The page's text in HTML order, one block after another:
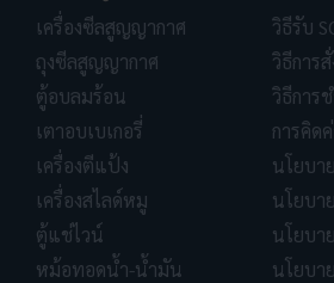
เครื่องซีลสูญญากาศ
ถุงซีลสูญญากาศ
ตู้อบลมร้อน
เตาอบเบเกอรี่
เครื่องตีแป้ง
เครื่องสไลด์หมู
ตู้แช่ไวน์
หม้อทอดน้ำ-น้ำมัน
วิธีรับ
วิธีการ
วิธีการ
การคิด
นโยบา
นโยบา
นโยบา
นโยบา